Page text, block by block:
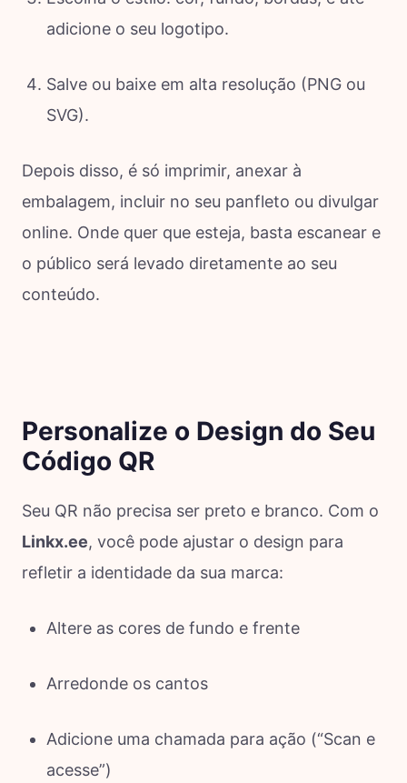
adicione o seu logotipo.
Salve ou baixe em alta resolução (PNG ou
SVG).
Depois disso, é só imprimir, anexar à
embalagem, incluir no seu panfleto ou divulgar
online. Onde quer que esteja, basta escanear e
o público será levado diretamente ao seu
conteúdo.
Personalize o Design do Seu
Código QR
Seu QR não precisa ser preto e branco. Com o
Linkx.ee, você pode ajustar o design para
refletir a identidade da sua marca:
Altere as cores de fundo e frente
Arredonde os cantos
Adicione uma chamada para ação (“Scan e
acesse”)